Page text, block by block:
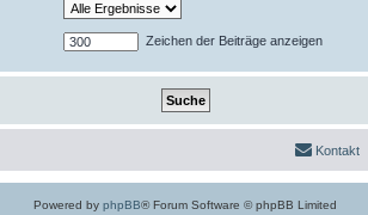
Zeichen der Beiträge anzeigen
Kontakt
Powered by phpBB® Forum Software © phpBB Limited